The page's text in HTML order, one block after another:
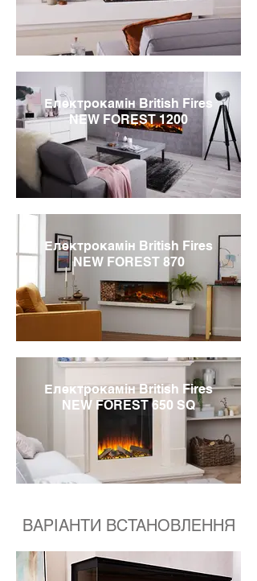
Електрокамін British Fires
NEW FOREST 1200
Електрокамін British Fires
NEW FOREST 870
Електрокамін British Fires
NEW FOREST 650 SQ
ВАРІАНТИ ВСТАНОВЛЕННЯ